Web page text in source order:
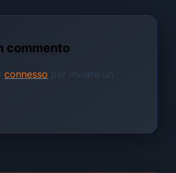
commento
connesso per inviare un